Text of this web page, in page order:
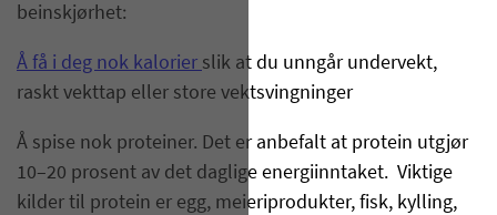
beinskjørhet:
Å få i deg nok kalorier slik at du unngår undervekt,
raskt vekttap eller store vektsvingninger
Å spise nok proteiner. Det er anbefalt at protein utgjør
10–20 prosent av det daglige energiinntaket. Viktige
kilder til protein er egg, meieriprodukter, fisk, kylling,